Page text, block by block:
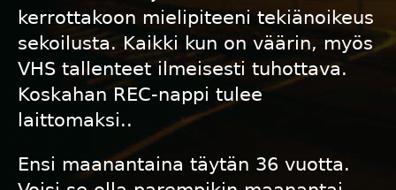
kerrottakoon mielipiteeni tekiänoikeus
sekoilusta. Kaikki kun on väärin, myös
VHS tallenteet ilmeisesti tuhottava.
Koskahan REC-nappi tulee
laittomaksi..
Ensi maanantaina täytän 36 vuotta.